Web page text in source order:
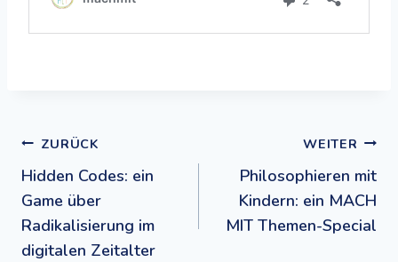
Beitragsnavigation
ZURÜCK
Hidden Codes: ein
Game über
Radikalisierung im
digitalen Zeitalter
WEITER
Philosophieren mit
Kindern: ein MACH
MIT Themen-Special